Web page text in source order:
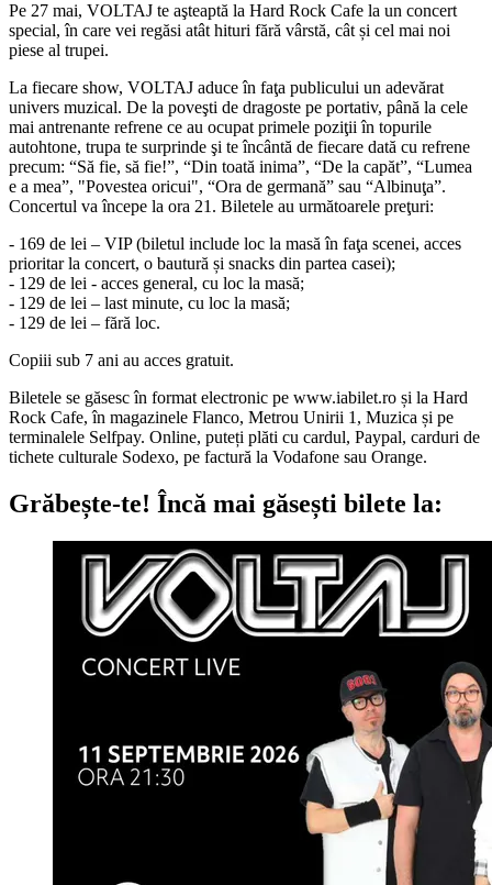
Pe 27 mai, VOLTAJ te aşteaptă la Hard Rock Cafe la un concert
special, în care vei regăsi atât hituri fără vârstă, cât și cel mai noi
piese al trupei.
La fiecare show, VOLTAJ aduce în faţa publicului un adevărat
univers muzical. De la poveşti de dragoste pe portativ, până la cele
mai antrenante refrene ce au ocupat primele poziţii în topurile
autohtone, trupa te surprinde şi te încântă de fiecare dată cu refrene
precum: “Să fie, să fie!”, “Din toată inima”, “De la capăt”, “Lumea
e a mea”, "Povestea oricui", “Ora de germană” sau “Albinuţa”.
Concertul va începe la ora 21. Biletele au următoarele preţuri:
- 169 de lei – VIP (biletul include loc la masă în faţa scenei, acces
prioritar la concert, o bautură și snacks din partea casei);
- 129 de lei - acces general, cu loc la masă;
- 129 de lei – last minute, cu loc la masă;
- 129 de lei – fără loc.
Copiii sub 7 ani au acces gratuit.
Biletele se găsesc în format electronic pe www.iabilet.ro și la Hard
Rock Cafe, în magazinele Flanco, Metrou Unirii 1, Muzica și pe
terminalele Selfpay. Online, puteți plăti cu cardul, Paypal, carduri de
tichete culturale Sodexo, pe factură la Vodafone sau Orange.
Grăbește-te! Încă mai găsești bilete la: